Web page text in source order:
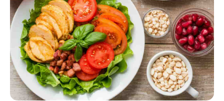
Подобрать план
питания
Ваша почта